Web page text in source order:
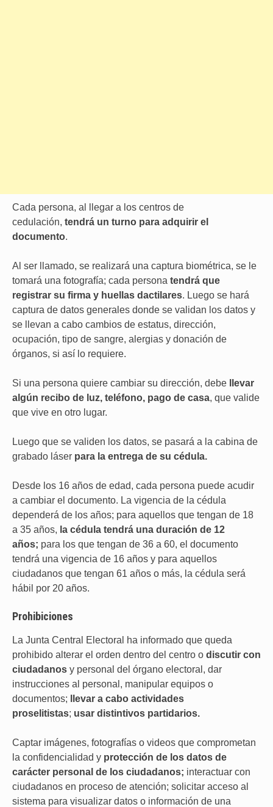
Cada persona, al llegar a los centros de
cedulación, tendrá un turno para adquirir el
documento.
Al ser llamado, se realizará una captura biométrica, se le
tomará una fotografía; cada persona tendrá que
registrar su firma y huellas dactilares. Luego se hará
captura de datos generales donde se validan los datos y
se llevan a cabo cambios de estatus, dirección,
ocupación, tipo de sangre, alergias y donación de
órganos, si así lo requiere.
Si una persona quiere cambiar su dirección, debe
llevar
algún recibo de luz, teléfono, pago de casa, que valide
que vive en otro lugar.
Luego que se validen los datos, se pasará a la cabina de
grabado láser para la entrega de su cédula.
Desde los 16 años de edad, cada persona puede acudir
a cambiar el documento. La vigencia de la cédula
dependerá de los años; para aquellos que tengan de 18
a 35 años, la cédula tendrá una duración de 12
años; para los que tengan de 36 a 60, el documento
tendrá una vigencia de 16 años y para aquellos
ciudadanos que tengan 61 años o más, la cédula será
hábil por 20 años.
Prohibiciones
La Junta Central Electoral ha informado que queda
prohibido alterar el orden dentro del centro o discutir con
ciudadanos y personal del órgano electoral, dar
instrucciones al personal, manipular equipos o
documentos;
llevar a cabo actividades
proselitistas; usar distintivos partidarios.
Captar imágenes, fotografías o videos que comprometan
la confidencialidad y protección de los datos de
carácter personal de los ciudadanos; interactuar con
ciudadanos en proceso de atención; solicitar acceso al
sistema para visualizar datos o información de una